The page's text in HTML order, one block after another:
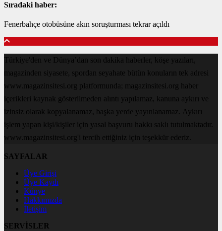
Sıradaki haber:
Fenerbahçe otobüsüne akın soruşturması tekrar açıldı
Türkiye'den ve Dünya’dan son dakika haberler, köşe yazıları,
magazinden siyasete, spordan seyahate bütün konuların tek adresi
www.magazinsitesi.org platformunda; magazinsitesi.org haber
içerikleri kaynak gösterilmeden alıntı yapılamaz, kanuna aykırı ve
izinsiz olarak kopyalanamaz, başka yerde yayınlanamaz. Aykırı
işlem yapan kişi/kişiler için yasal başvuru hakkı saklı tutulmaktadır.
www.magazinsitesi.org'i tercih ettiğiniz için teşekkür ederiz.
SAYFALAR
Üye Girişi
Üye Kaydı
Künye
Hakkımızda
İletişim
SERVİSLER